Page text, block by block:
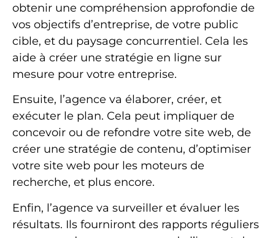
obtenir une compréhension approfondie de
vos objectifs d’entreprise, de votre public
cible, et du paysage concurrentiel. Cela les
aide à créer une stratégie en ligne sur
mesure pour votre entreprise.
Ensuite, l’agence va élaborer, créer, et
exécuter le plan. Cela peut impliquer de
concevoir ou de refondre votre site web, de
créer une stratégie de contenu, d’optimiser
votre site web pour les moteurs de
recherche, et plus encore.
Enfin, l’agence va surveiller et évaluer les
résultats. Ils fourniront des rapports réguliers